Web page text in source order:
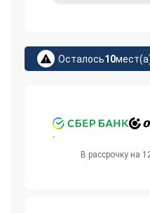
Осталось10
`
В рассрочку на